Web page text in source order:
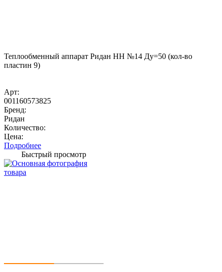
Теплообменный аппарат Ридан НН №14 Ду=50 (кол-во
пластин 9)
Арт:
001160573825
Бренд:
Ридан
Количество:
Цена:
Подробнее
Быстрый просмотр